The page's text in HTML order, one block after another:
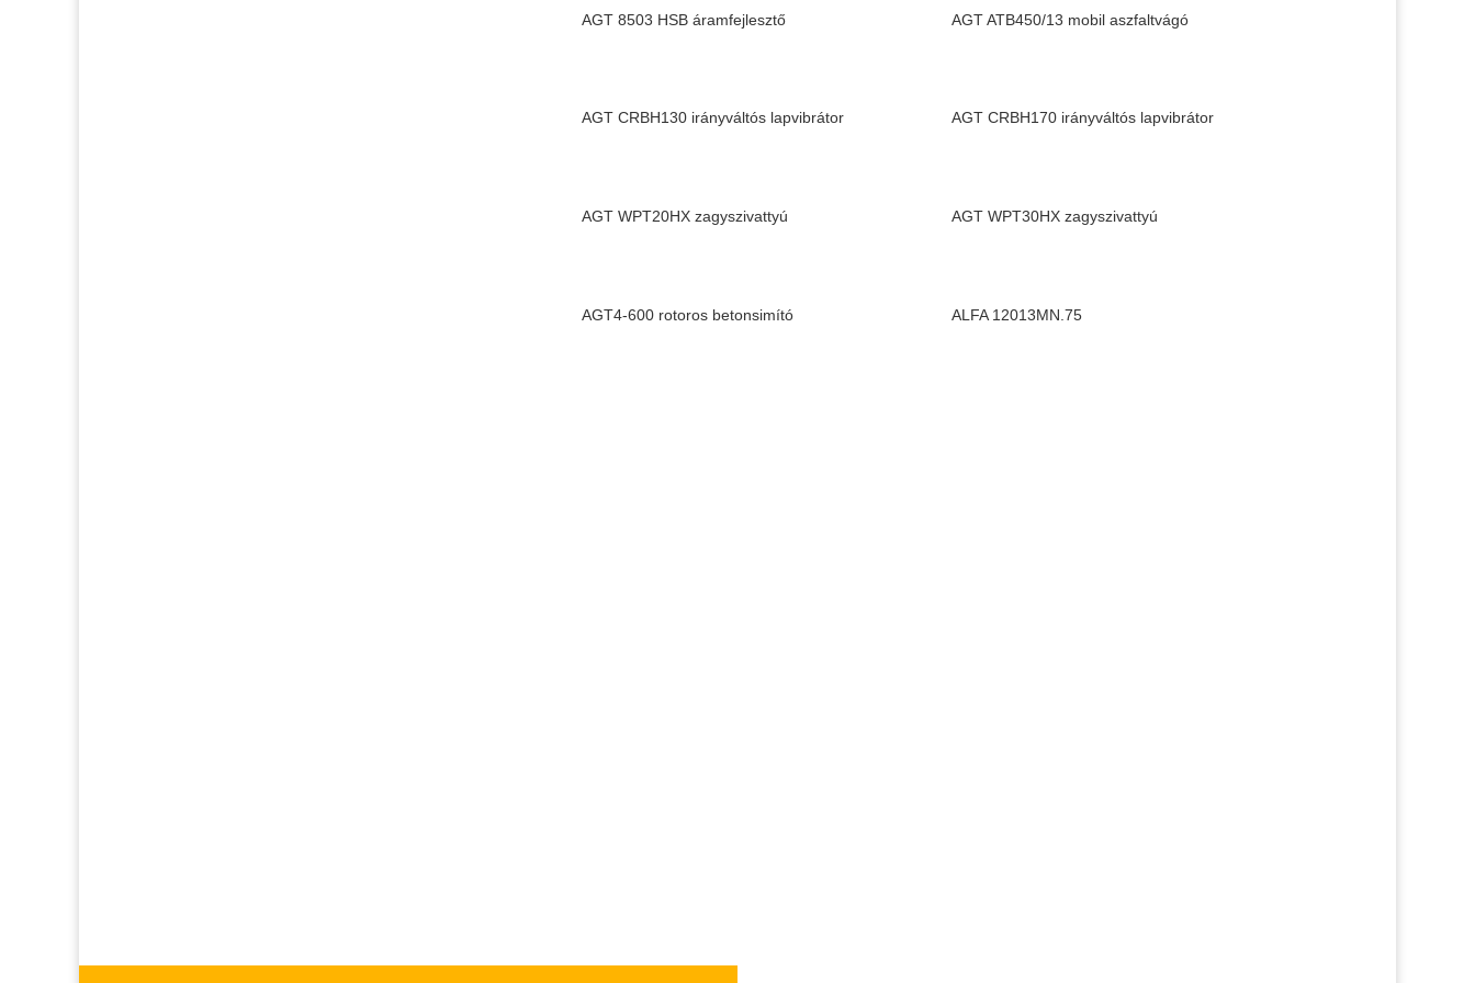
AGT 8503 HSB áramfejlesztő AGT ATB450/13 mobil aszfaltvágó
AGT CRBH130 irányváltós lapvibrátor AGT CRBH170 irányváltós lapvibrátor
AGT WPT20HX zagyszivattyú AGT WPT30HX zagyszivattyú
AGT4-600 rotoros betonsimító ALFA 12013MN.75